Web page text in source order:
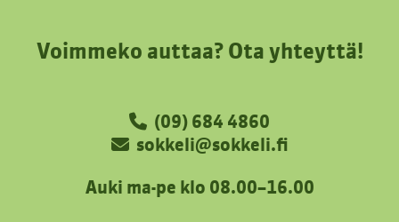
Voimmeko auttaa? Ota yhteyttä!
(09) 684 4860
sokkeli@sokkeli.fi
Auki ma-pe klo 08.00–16.00